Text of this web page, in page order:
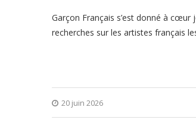
Garçon Français s’est donné à cœur
recherches sur les artistes français
20 juin 2026